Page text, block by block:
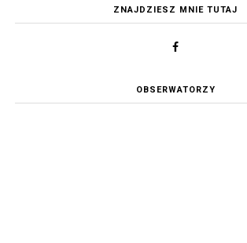
ZNAJDZIESZ MNIE TUTAJ
OBSERWATORZY